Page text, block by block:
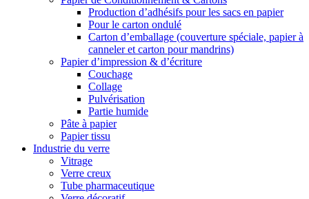
Production d’adhésifs pour les sacs en papier
Pour le carton ondulé
Carton d’emballage (couverture spéciale, papier à
canneler et carton pour mandrins)
Papier d’impression & d’écriture
Couchage
Collage
Pulvérisation
Partie humide
Pâte à papier
Papier tissu
Industrie du verre
Vitrage
Verre creux
Tube pharmaceutique